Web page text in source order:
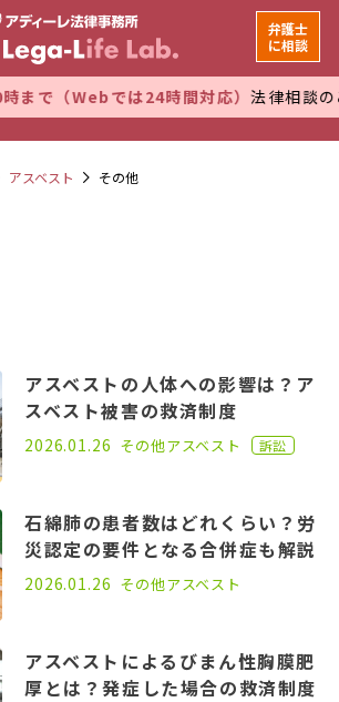
（Webでは24時間対応）法律相談のご
弁護士
に相談
アスベスト その他
アスベストの人体への影響は？ア
スベスト被害の救済制度
2022.07.06
2026.01.26 その他アスベスト 訴訟
石綿肺の患者数はどれくらい？労
災認定の要件となる合併症も解説
2022.08.31
2026.01.26 その他アスベスト
アスベストによるびまん性胸膜肥
厚とは？発症した場合の救済制度